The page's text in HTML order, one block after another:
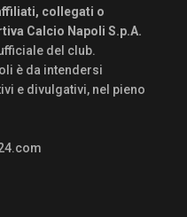
collegati o
Calcio Napoli S.p.A.
del club.
è da intendersi
e divulgativi, nel pieno